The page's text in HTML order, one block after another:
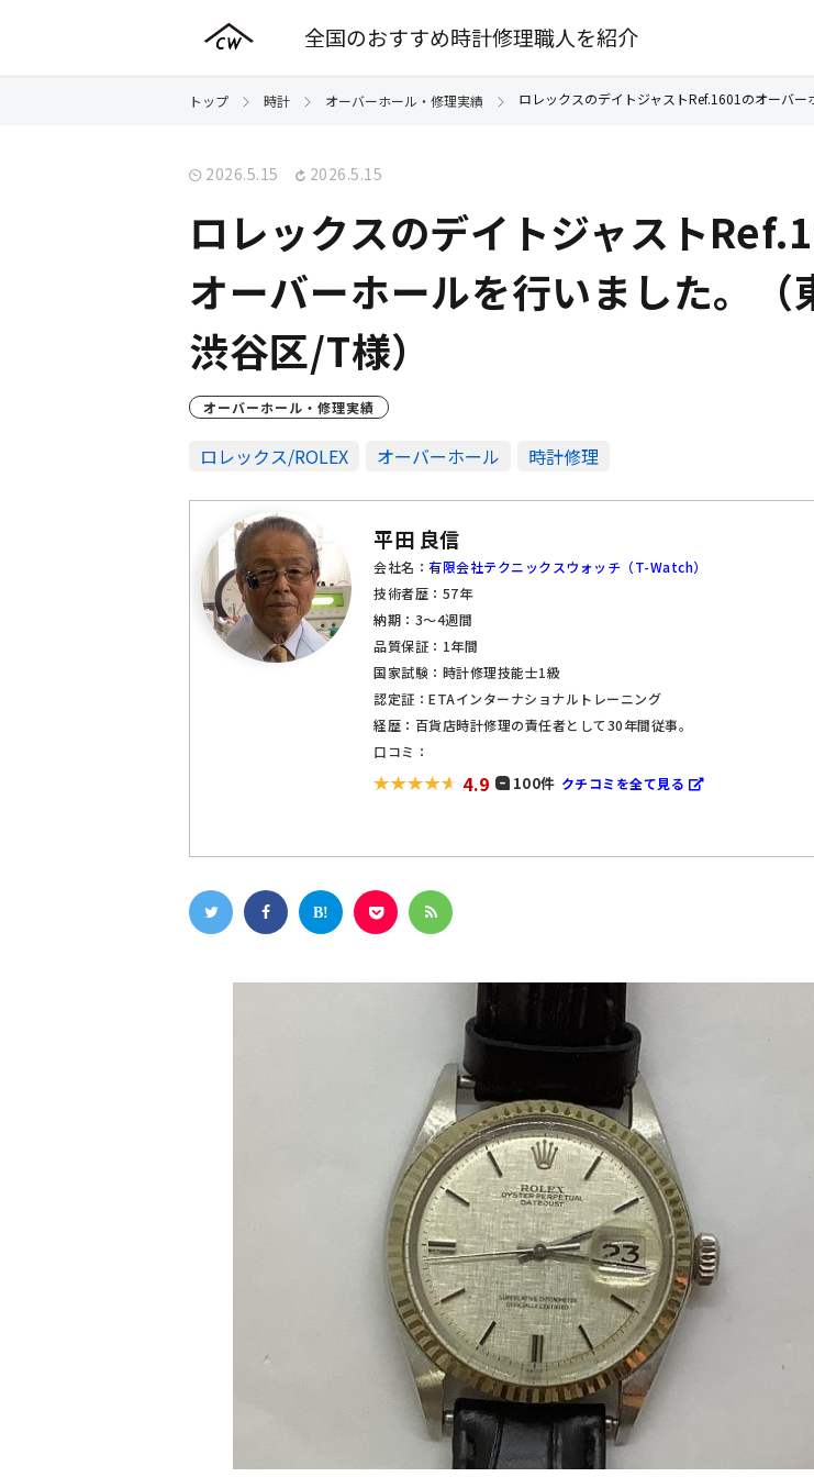
全国のおすすめ時計修理職人を紹介
トップ 時計 オーバーホール・修理実績 ロレックスのデイトジャストRef.1601のオーバ
2026.5.15 2026.5.15
ロレックスのデイトジャスト
オーバーホールを行いました。（
渋谷区/T様）
オーバーホール・修理実績
ロレックス/ROLEX オーバーホール 時計修理
平田 良信
会社名： 有限会社テクニックスウォッチ（T-Watch）
技術者歴：57年
納期：3～4週間
品質保証：1年間
国家試験：時計修理技能士1級
認定証：ETAインターナショナルトレーニング
経歴：百貨店時計修理の責任者として30年間従事。
口コミ：
4.9 100件 クチコミを全て見る